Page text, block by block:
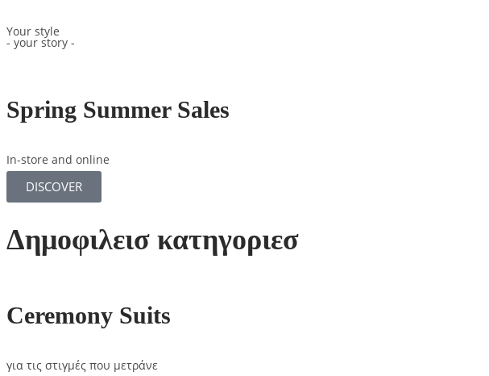
Your style
- your story -
Spring Summer Sales
In-store and online
DISCOVER
Δημοφιλεισ κατηγοριεσ
Ceremony Suits
για τις στιγμές που μετράνε